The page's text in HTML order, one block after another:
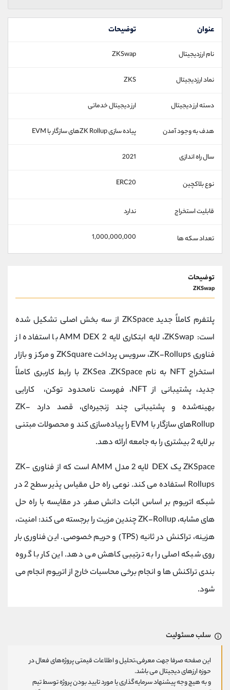
عنوان توضیحات
نام ارزدیجیتال ZKSwap
نماد ارزدیجیتال ZKS
دسته ارز دیجیتال ارز دیجیتال خدماتی
هدف به وجود آمدن پیاده سازی ZK Rollup‌های سازگار با EVM
سال راه اندازی 2021
نوع بلاکچین ERC20
قابلیت استخراج ندارد
تعداد سکه ها 1,000,000,000
توضیحات
ZKSwap
پلتفرم کاملاً جدید ZKSpace از سه بخش اصلی تشکیل شده
است: ZKSwap، لایه ابتکاری لایه 2 AMM DEX با استفاده از
فناوری ZK-Rollups، سرویس پرداخت ZKSquare و مرکز و بازار
استخراج NFT به نام ZKSea .ZKSpace با رابط کاربری کاملاً
جدید، پشتیبانی از NFT، فهرست نامحدود توکن، کارایی
بهینه‌شده و پشتیبانی چند زنجیره‌ای، قصد دارد ZK-
Rollup‌های سازگار با EVM را پیاده‌سازی کند و محصولات مبتنی
بر لایه 2 بیشتری را به جامعه ارائه دهد.
ZKSpace یک DEX لایه 2 مدل AMM است که از فناوری ZK-
Rollups استفاده می کند. نوعی راه حل مقیاس پذیر سطح 2 در
شبکه اتریوم بر اساس اثبات دانش صفر. در مقایسه با راه حل
های مشابه، ZK-Rollup چندین مزیت را برجسته می کند: امنیت،
هزینه، تراکنش در ثانیه (TPS) و حریم خصوصی. این فناوری بار
روی شبکه اصلی را به ترتیبی کاهش می دهد. این کار با گروه
بندی تراکنش ها و انجام برخی محاسبات خارج از اتریوم انجام می
شود.
سلب مسئولیت
این صفحه صرفا جهت معرفی،تحلیل و اطلاعات قیمتی پروژه‌های فعال در
حوزه ارزهای دیجیتال می باشد.
و به هیچ وجه پیشنهاد سرمایه‌گذاری یا مورد تایید بودن پروژه توسط تیم